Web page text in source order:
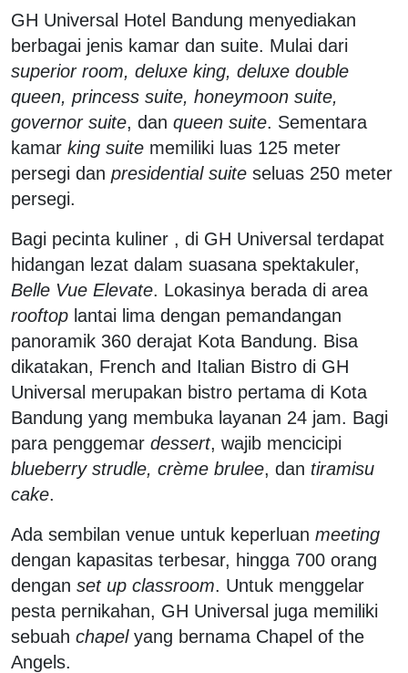
GH Universal Hotel Bandung menyediakan
berbagai jenis kamar dan suite. Mulai dari
superior room, deluxe king, deluxe double
queen, princess suite, honeymoon suite,
governor suite, dan queen suite. Sementara
kamar king suite memiliki luas 125 meter
persegi dan presidential suite seluas 250 meter
persegi.
Bagi pecinta kuliner , di GH Universal terdapat
hidangan lezat dalam suasana spektakuler,
Belle Vue Elevate. Lokasinya berada di area
rooftop lantai lima dengan pemandangan
panoramik 360 derajat Kota Bandung. Bisa
dikatakan, French and Italian Bistro di GH
Universal merupakan bistro pertama di Kota
Bandung yang membuka layanan 24 jam. Bagi
para penggemar dessert, wajib mencicipi
blueberry strudle, crème brulee, dan tiramisu
cake.
Ada sembilan venue untuk keperluan meeting
dengan kapasitas terbesar, hingga 700 orang
dengan set up classroom. Untuk menggelar
pesta pernikahan, GH Universal juga memiliki
sebuah chapelyang bernama Chapel of the
Angels.